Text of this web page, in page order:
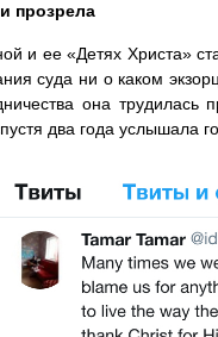
прозрела
и ее «Детях Христа»
суда ни о каком
она
два года услышала